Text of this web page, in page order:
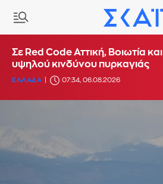
Σε Red Code Αττική, Βοιωτία
υψηλού κινδύνου πυρκαγιάς
ΕΛΛΑΔΑ 07:34, 06.08.2026